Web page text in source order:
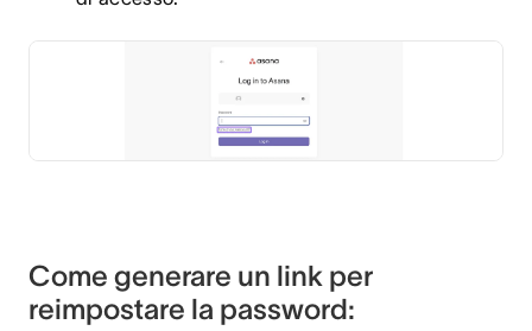
Come generare un link per
reimpostare la password: